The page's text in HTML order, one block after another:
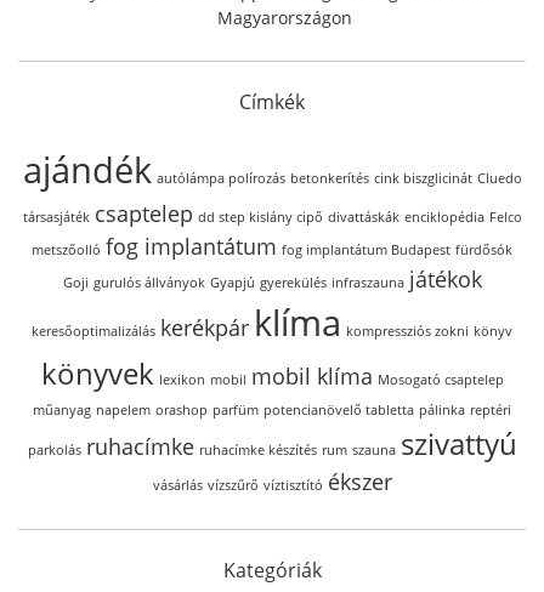
Magyarországon
Címkék
ajándék autólámpa polírozás betonkerítés cink biszglicinát Cluedo
társasjáték csaptelep dd step kislány cipő divattáskák enciklopédia Felco
metszőolló fog implantátum fog implantátum Budapest fürdősók
Goji gurulós állványok Gyapjú gyerekülés infraszauna játékok
keresőoptimalizálás kerékpár klíma kompressziós zokni könyv
könyvek lexikon mobil mobil klíma Mosogató csaptelep
műanyag napelem orashop parfüm potencianövelő tabletta pálinka reptéri
parkolás ruhacímke ruhacímke készítés rum szauna szivattyú
vásárlás vízszűrő víztisztító ékszer
Kategóriák